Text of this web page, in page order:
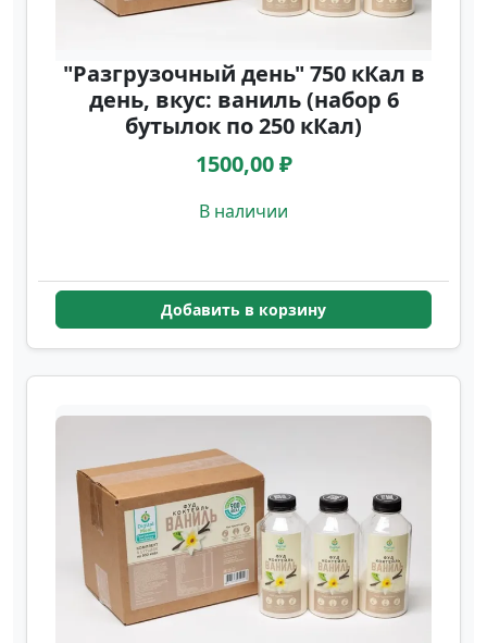
"Разгрузочный день" 750 кКал в
день, вкус: ваниль (набор 6
бутылок по 250 кКал)
1500,00 ₽
В наличии
Добавить в корзину